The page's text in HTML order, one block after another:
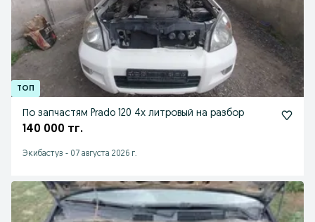
По запчастям Prado 120 4х литровый на разбор
140 000 тг.
Экибастуз - 07 августа 2026 г.